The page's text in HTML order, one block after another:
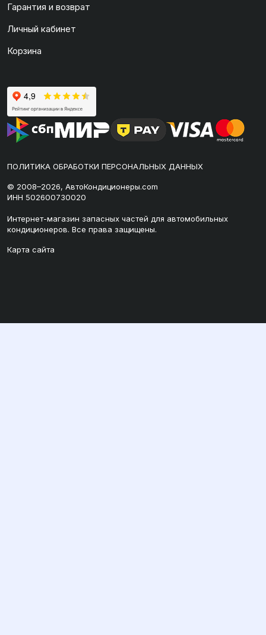
Гарантия и возврат
Личный кабинет
Корзина
ПОЛИТИКА ОБРАБОТКИ ПЕРСОНАЛЬНЫХ ДАННЫХ
© 2008–2026, АвтоКондиционеры.com
ИНН 502600730020
Интернет-магазин запасных частей для автомобильных
кондиционеров. Все права защищены.
Карта сайта